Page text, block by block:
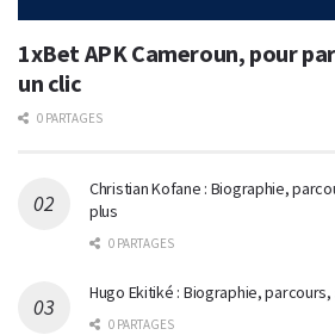
1xBet APK Cameroun, pour
un clic
0 PARTAGES
Christian Kofane : Biographie,
plus
0 PARTAGES
Hugo Ekitiké : Biographie,
0 PARTAGES